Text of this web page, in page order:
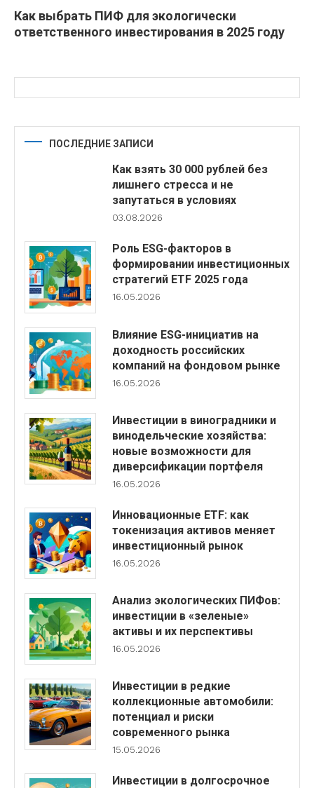
Как выбрать ПИФ для экологически
ответственного инвестирования в 2025 году
ПОСЛЕДНИЕ ЗАПИСИ
Как взять 30 000 рублей без
лишнего стресса и не
запутаться в условиях
03.08.2026
Роль ESG-факторов в
формировании инвестиционных
стратегий ETF 2025 года
16.05.2026
Влияние ESG-инициатив на
доходность российских
компаний на фондовом рынке
16.05.2026
Инвестиции в виноградники и
винодельческие хозяйства:
новые возможности для
диверсификации портфеля
16.05.2026
Инновационные ETF: как
токенизация активов меняет
инвестиционный рынок
16.05.2026
Анализ экологических ПИФов:
инвестиции в «зеленые»
активы и их перспективы
16.05.2026
Инвестиции в редкие
коллекционные автомобили:
потенциал и риски
современного рынка
15.05.2026
Инвестиции в долгосрочное